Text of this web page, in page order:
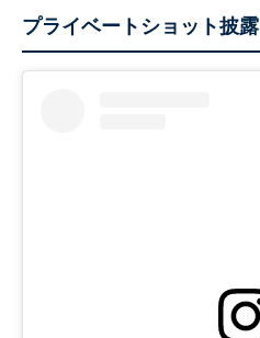
プライベートショット披露